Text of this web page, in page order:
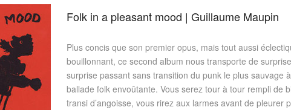
Folk in a pleasant mood | Guillaume Maupin
Plus concis que son premier opus, mais tout aussi
bouillonnant, ce second album nous transporte de
surprise passant sans transition du punk le plus sauvage
ballade folk envoûtante. Vous serez tour à tour rempli de
transi d’angoisse, vous rirez aux larmes avant de pleurer